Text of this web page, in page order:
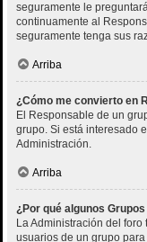
seguramente le
continuamente al
seguramente tenga sus
Arriba
¿Cómo me convierto en
El Responsable de un
grupo. Si está interesado
Administración.
Arriba
¿Por qué algunos
La Administración del
usuarios de un grupo